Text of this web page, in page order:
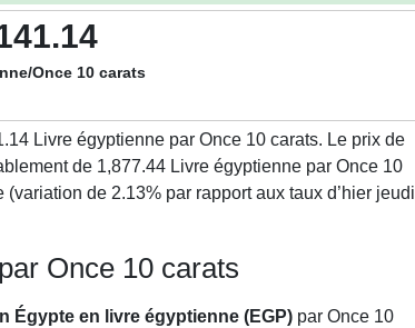
Once 10 carats
Livre égyptienne par Once 10 carats. Le prix de
de 1,877.44 Livre égyptienne par Once 10
de 2.13% par rapport aux taux d’hier jeudi
Once 10 carats
Égypte en livre égyptienne (EGP) par Once 10